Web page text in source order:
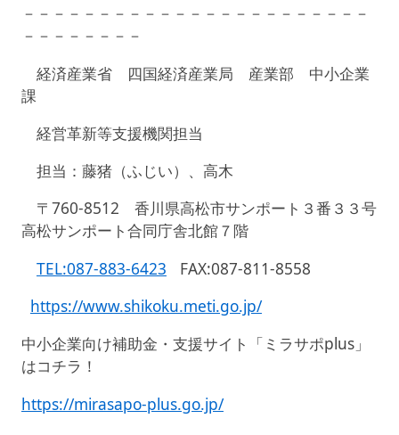
－－－－－－－－－－－－－－－－－－－－－－－
－－－－－－－－
経済産業省 四国経済産業局 産業部 中小企業
課
経営革新等支援機関担当
担当：藤猪（ふじい）、高木
〒 760-8512 香川県高松市サンポート３番３３号
高松サンポート合同庁舎北館７階
TEL:087-883-6423 FAX:087-811-8558
https://www.shikoku.meti.go.jp/
中小企業向け補助金・支援サイト「ミラサポplus」
はコチラ！
https://mirasapo-plus.go.jp/